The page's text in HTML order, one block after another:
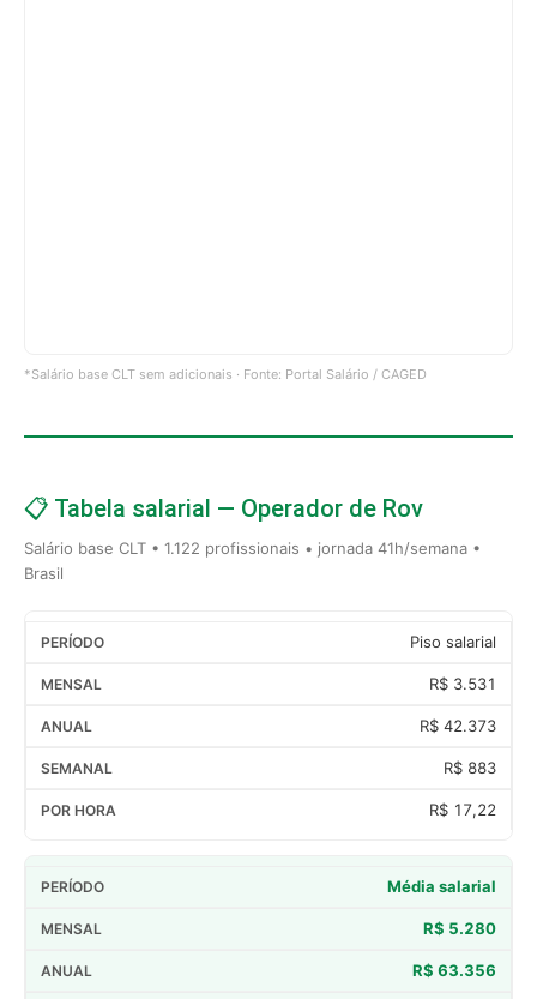
*Salário base CLT sem adicionais · Fonte: Portal Salário / CAGED
📋 Tabela salarial — Operador de Rov
Salário base CLT • 1.122 profissionais • jornada 41h/semana •
Brasil
Piso salarial
R$ 3.531
R$ 42.373
R$ 883
R$ 17,22
Média salarial
R$ 5.280
R$ 63.356